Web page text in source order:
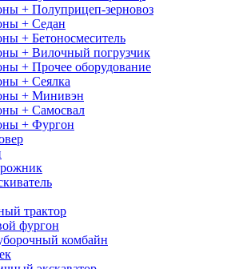
+ Полуприцеп-зерновоз
+ Седан
+ Бетоносмеситель
+ Вилочный погрузчик
+ Прочее оборудование
+ Сеялка
+ Минивэн
+ Самосвал
+ Фургон
трактор
фургон
комбайн